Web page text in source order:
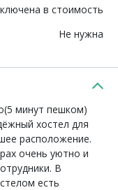
в стоимость
Не нужна
минут пешком)
хостел для
расположение.
очень уютно и
В
есть